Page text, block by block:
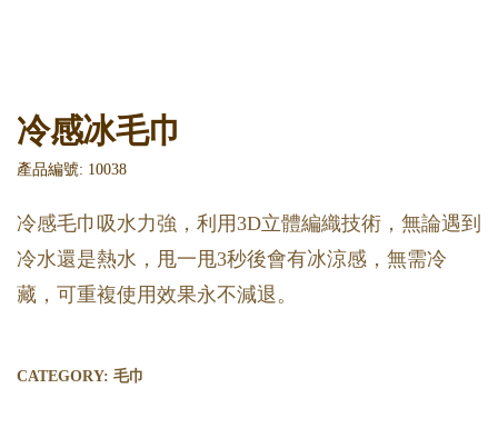
冷感冰毛巾
產品編號: 10038
冷感毛巾吸水力強，利用3D立體編織技術，無論遇到
冷水還是熱水，甩一甩3秒後會有冰涼感，無需冷
藏，可重複使用效果永不減退。
CATEGORY: 毛巾